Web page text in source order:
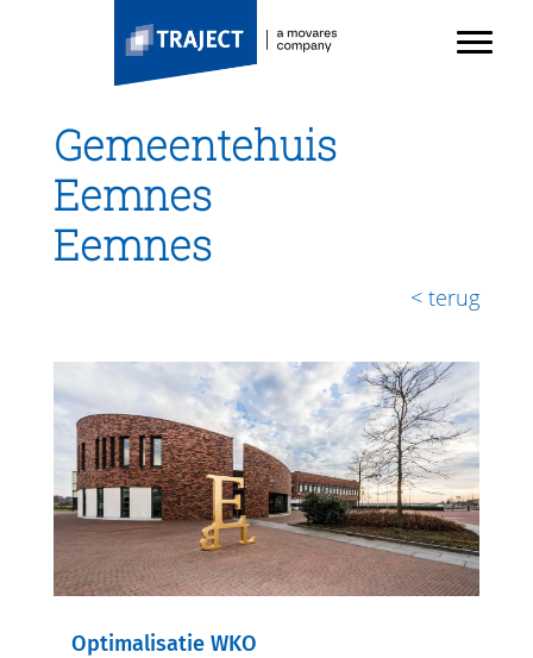
inhoud
Gemeentehuis
Eemnes
Eemnes
< terug
Optimalisatie WKO